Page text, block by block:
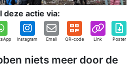
deze actie via:
Instagram Email QR-code Link Poster
niets meer door de